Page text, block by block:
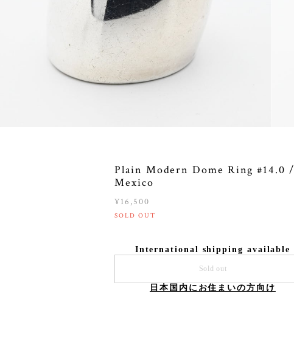
Plain Modern Dome Ring #14.0 /
Mexico
¥16,500
SOLD OUT
International shipping available
Sold out
日本国内にお住まいの方向け